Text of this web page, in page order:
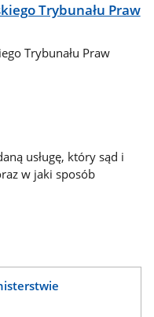
Trybunału Praw
Trybunału Praw
usługę, który sąd i
w jaki sposób